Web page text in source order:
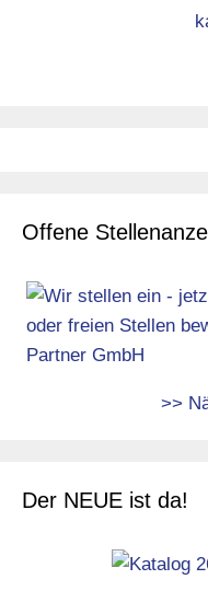
Offene
>>
Der NEUE ist da!